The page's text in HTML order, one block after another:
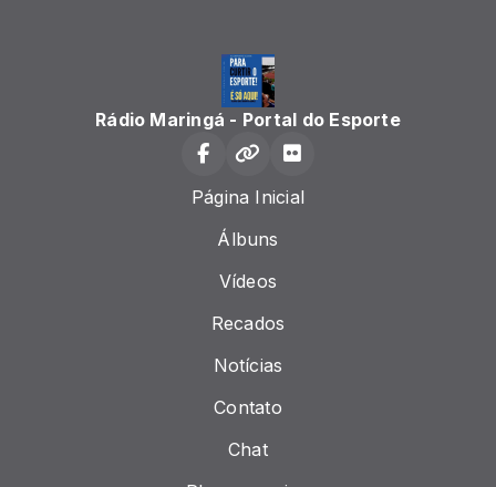
Rádio Maringá - Portal do Esporte
Página Inicial
Álbuns
Vídeos
Recados
Notícias
Contato
Chat